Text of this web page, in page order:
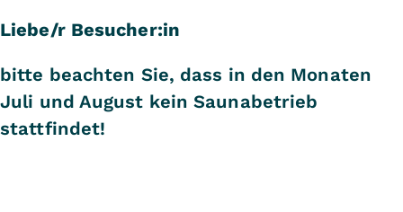
Liebe/r Besucher:in
bitte beachten Sie, dass in den Monaten
Juli und August kein Saunabetrieb
stattfindet!